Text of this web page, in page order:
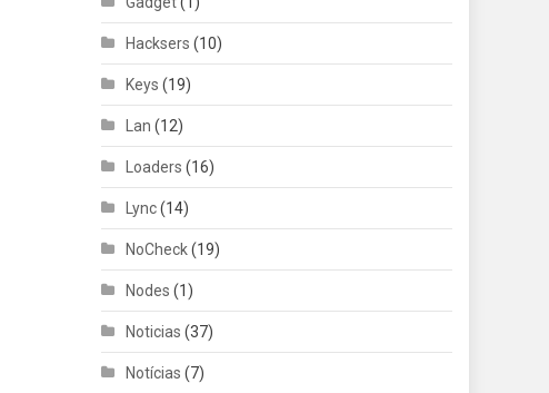
Hacksers (10)
Keys (19)
Lan (12)
Loaders (16)
Lync(14)
NoCheck(19)
Nodes (1)
Noticias (37)
Notícias (7)